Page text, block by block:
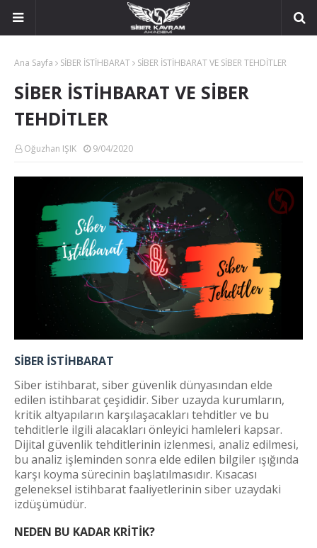
Ana Sayfa SİBER İSTİHBARAT SİBER İSTİHBARAT VE SİBER TEHDİTLER
SİBER İSTİHBARAT VE SİBER
TEHDİTLER
Oğuzhan IŞIK 9/04/2020
SİBER İSTİHBARAT
Siber istihbarat, siber güvenlik dünyasından elde
edilen istihbarat çeşididir. Siber uzayda kurumların,
kritik altyapıların karşılaşacakları tehditler ve bu
tehditlerle ilgili alacakları önleyici hamleleri kapsar.
Dijital güvenlik tehditlerinin izlenmesi, analiz edilmesi,
bu analiz işleminden sonra elde edilen bilgiler ışığında
karşı koyma sürecinin başlatılmasıdır. Kısacası
geleneksel istihbarat faaliyetlerinin siber uzaydaki
izdüşümüdür.
NEDEN BU KADAR KRİTİK?